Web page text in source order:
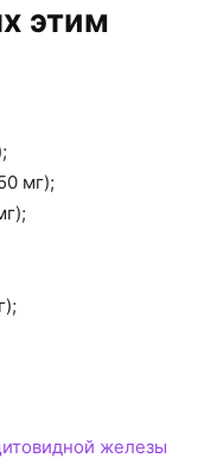
этим
мг);
железы